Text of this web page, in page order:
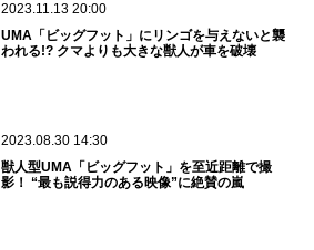
2023.11.13 20:00
UMA「ビッグフット」にリンゴを与えないと襲
われる!? クマよりも大きな獣人が車を破壊
2023.08.30 14:30
獣人型UMA「ビッグフット」を至近距離で撮
影！ “最も説得力のある映像”に絶賛の嵐